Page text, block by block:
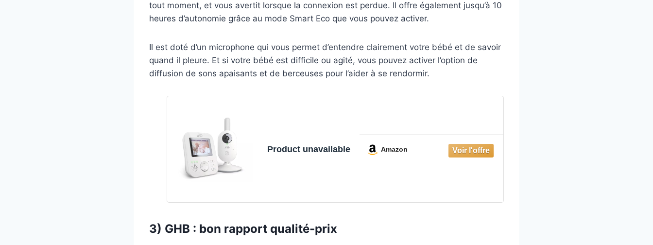
tout moment, et vous avertit lorsque la connexion est perdue. Il offre également jusqu’à 10
heures d’autonomie grâce au mode Smart Eco que vous pouvez activer.
Il est doté d’un microphone qui vous permet d’entendre clairement votre bébé et de savoir
quand il pleure. Et si votre bébé est difficile ou agité, vous pouvez activer l’option de
diffusion de sons apaisants et de berceuses pour l’aider à se rendormir.
Product unavailable Amazon
3) GHB : bon rapport qualité-prix